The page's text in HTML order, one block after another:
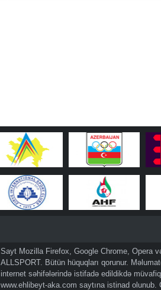
Sayt Mozilla Firefox, Google Chrome, Opera
ALLSPORT. Bütün hüquqları qorunur.
internet səhifələrində istifadə edildikdə
www.ehlibeyt-aka.com saytına istinad olunub.